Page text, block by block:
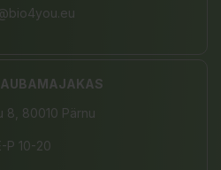
8, 80010 Pärnu
P 10-20